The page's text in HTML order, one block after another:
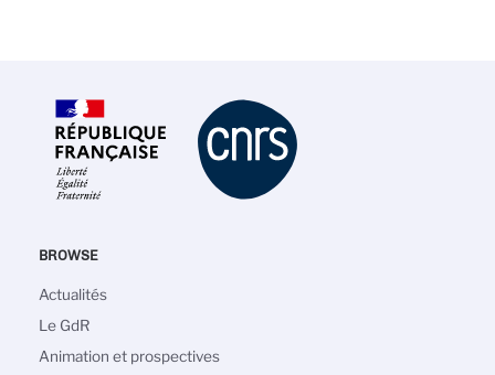
BROWSE
Navigation
principale
Actualités
Le GdR
Animation et prospectives